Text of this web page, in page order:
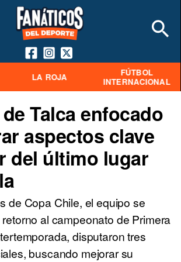
LA ROJA
FÚTBOL
INTERNACIONAL
Talca enfocado
aspectos clave
del último lugar
de Copa Chile, el equipo se
al campeonato de Primera
disputaron tres
buscando mejorar su